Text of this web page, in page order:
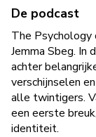
De podcast
The
Jemma Sbeg. In
achter
verschijnselen
alle twintigers.
een eerste
identiteit.